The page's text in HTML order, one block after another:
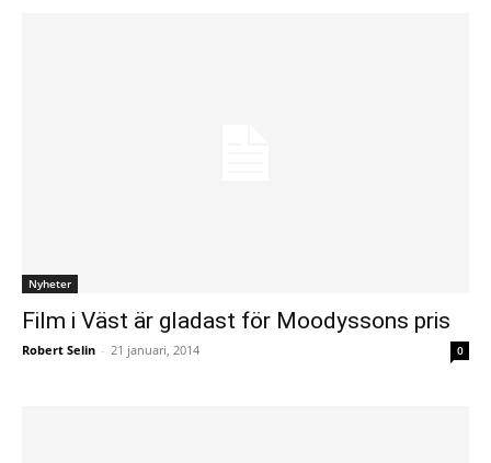
Nyheter
Film i Väst är gladast för Moodyssons pris
Robert Selin - 21 januari, 2014 0